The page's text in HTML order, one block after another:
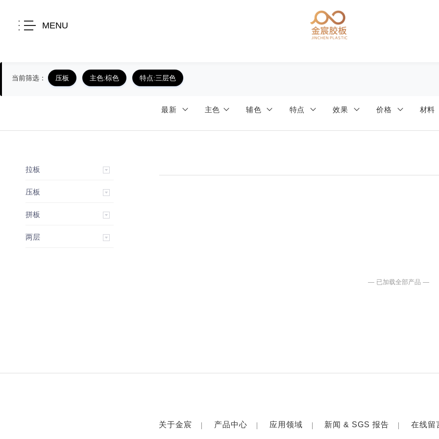
MENU
当前筛选： 压板 主色:棕色 特点:三层色
最新 主色 辅色 特点 效果 价格 材料
拉板
压板
拼板
两层
— 已加载全部产品 —
关于金宸 产品中心 应用领域 新闻 & SGS 报告 在线留